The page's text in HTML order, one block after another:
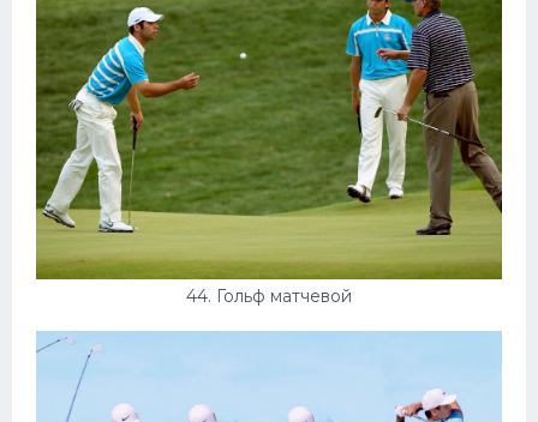
44. Гольф матчевой